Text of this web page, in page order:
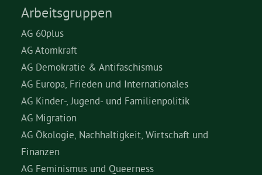
Arbeitsgruppen
AG 60plus
AG Atomkraft
AG Demokratie & Antifaschismus
AG Europa, Frieden und Internationales
AG Kinder-, Jugend- und Familienpolitik
AG Migration
AG Ökologie, Nachhaltigkeit, Wirtschaft und
Finanzen
AG Feminismus und Queerness